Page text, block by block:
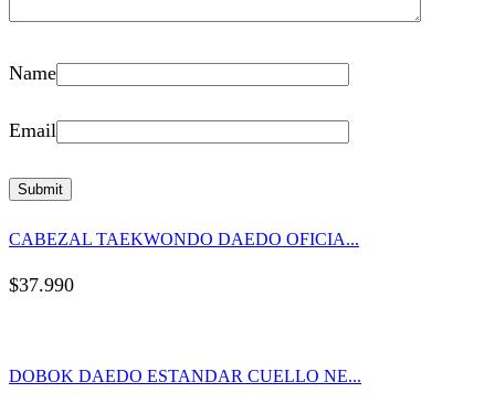
Name
Email
CABEZAL TAEKWONDO DAEDO OFICIA...
$37.990
DOBOK DAEDO ESTANDAR CUELLO NE...